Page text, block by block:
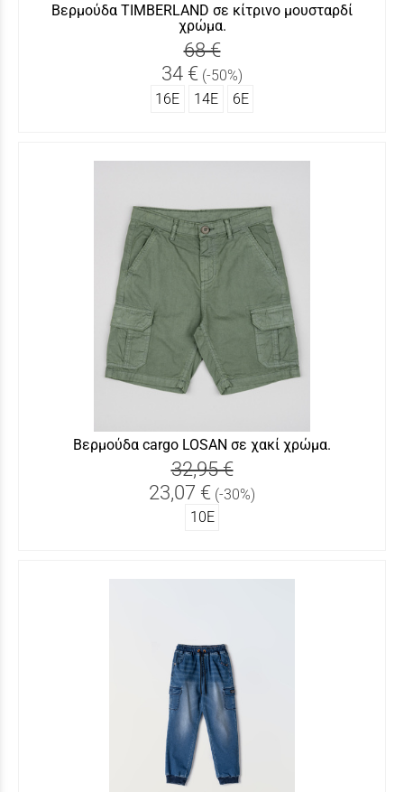
Βερμούδα TIMBERLAND σε κίτρινο μουσταρδί
χρώμα.
68 €
34 € (-50%)
16Ε
14Ε 6Ε
Βερμούδα cargo LOSAN σε χακί χρώμα.
32,95 €
23,07 € (-30%)
10Ε